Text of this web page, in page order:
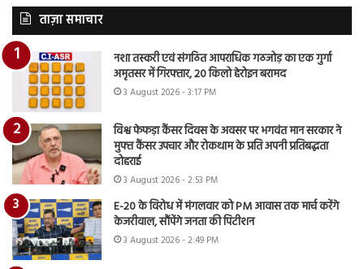
ताज़ा समाचार
नशा तस्करी एवं संगठित आपराधिक गठजोड़ का एक गुर्गा
अमृतसर में गिरफ्तार, 20 किलो हेरोइन बरामद
3 August 2026 - 3:17 PM
विश्व फेफड़ा कैंसर दिवस के अवसर पर भगवंत मान सरकार ने
मुफ्त कैंसर उपचार और रोकथाम के प्रति अपनी प्रतिबद्धता
दोहराई
3 August 2026 - 2:53 PM
E-20 के विरोध में मंगलवार को PM आवास तक मार्च करेंगे
केजरीवाल, सौंपेंगे जनता की पिटीशन
3 August 2026 - 2:49 PM